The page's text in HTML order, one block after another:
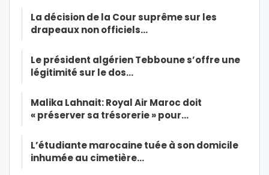
La décision de la Cour suprême sur les
drapeaux non officiels…
Le président algérien Tebboune s’offre une
légitimité sur le dos…
Malika Lahnait: Royal Air Maroc doit
« préserver sa trésorerie » pour…
L’étudiante marocaine tuée à son domicile
inhumée au cimetière…